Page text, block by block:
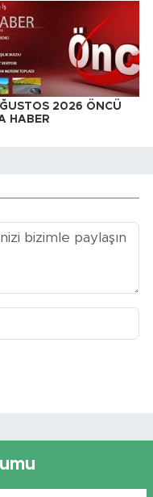
2026 ÖNCÜ
HABER